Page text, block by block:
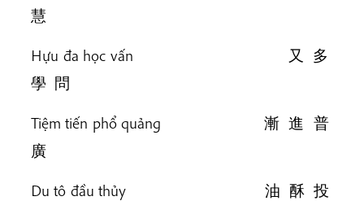
慧
Hựu đa học vấn 又 多
學 問
Tiệm tiến phổ quảng 漸 進 普
廣
Du tô đầu thủy 油 酥 投